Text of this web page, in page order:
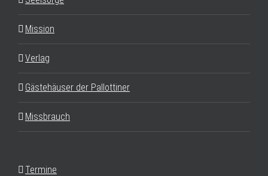
Mission
Verlag
Gästehäuser der Pallottiner
Missbrauch
Termine